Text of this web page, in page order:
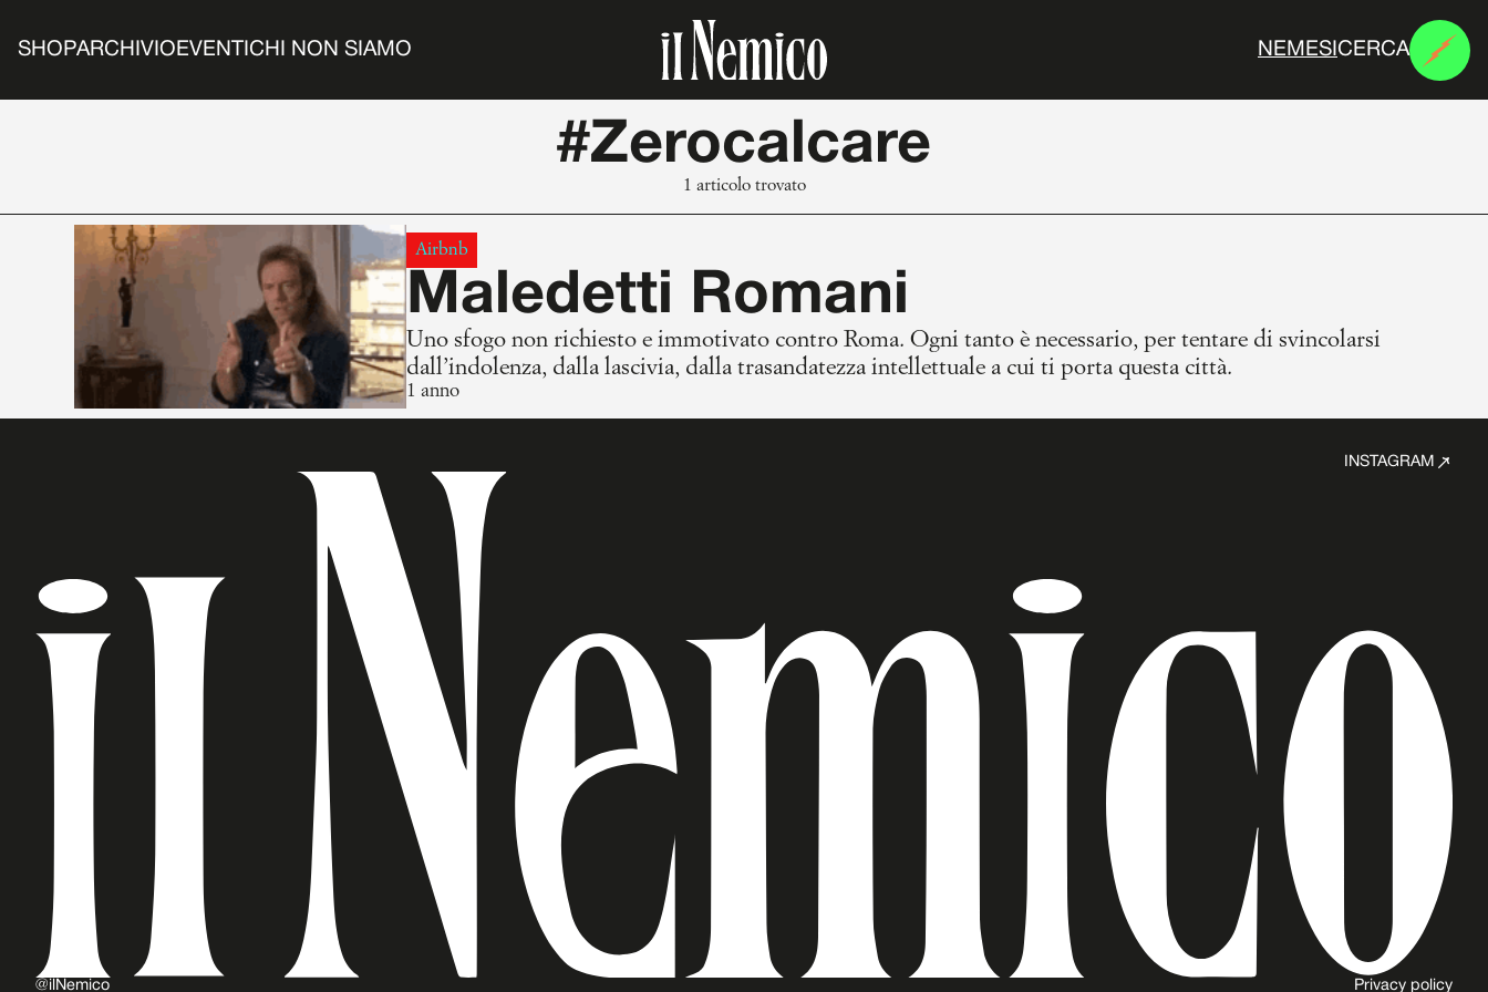
SHOPARCHIVIO EVENTI CHI NON SIAMO N E M ES CERCA
#Zerocalcare
1 articolo trovato
Airbnb
Maledetti Romani
Uno sfogo non richiesto e immotivato contro Roma. Ogni tanto è necessario, per tentare di svincolarsi
dall’indolenza, dalla lascivia, dalla trasandatezza intellettuale a cui ti porta questa città.
1 anno
INSTAGRAM
@ilNemico Privacy policy